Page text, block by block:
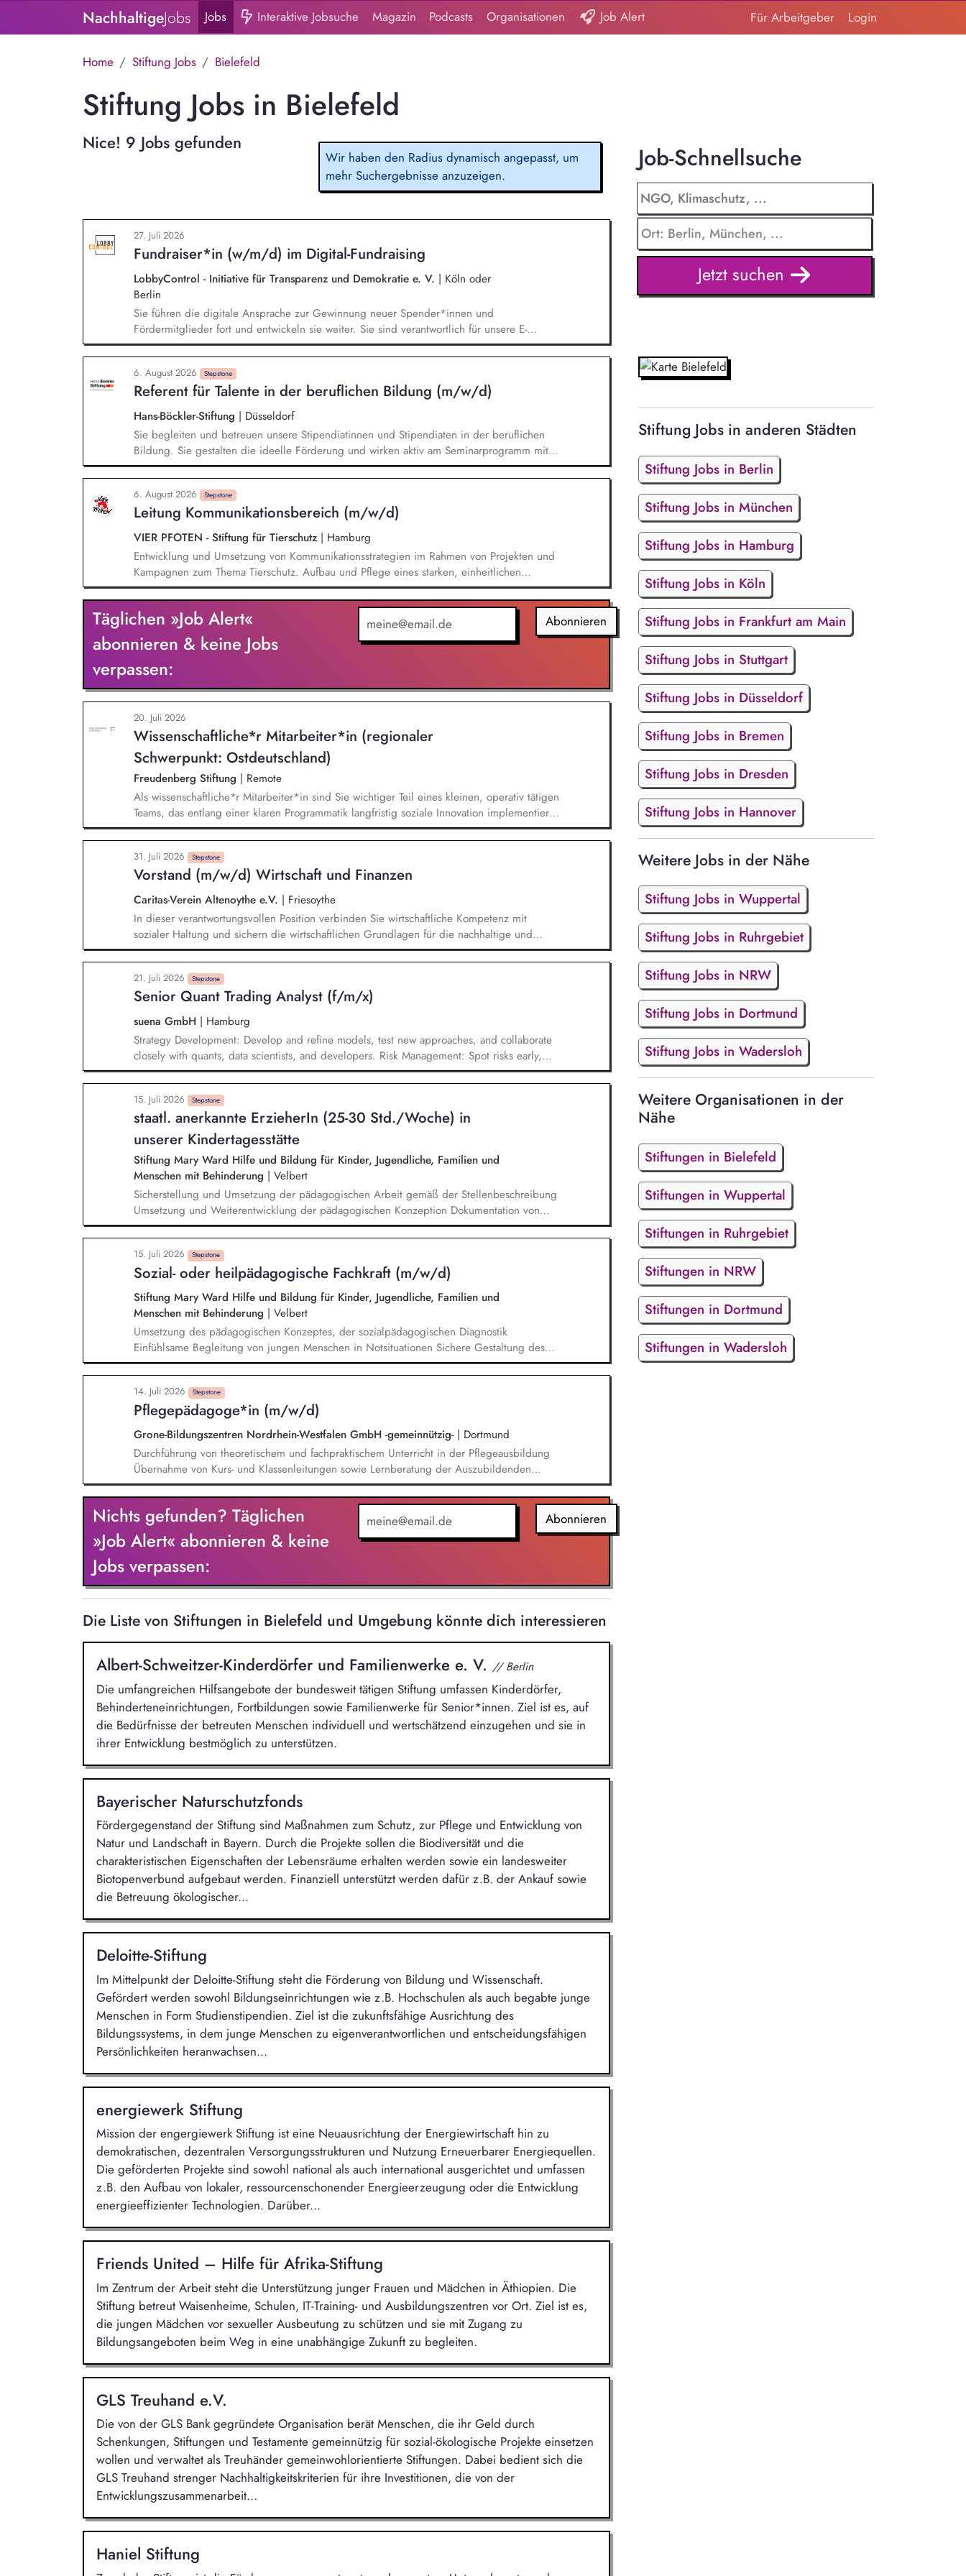
NachhaltigeJobs Jobs Interaktive Jobsuche Magazin Podcasts Organisationen Job Alert Für Arbeitgeber Login
Home Stiftung Jobs Bielefeld
Stiftung Jobs in Bielefeld
Nice! 9 Jobs gefunden
Wir haben den Radius dynamisch angepasst, um
mehr Suchergebnisse anzuzeigen.
27. Juli 2026
Fundraiser*in (w/m/d) im Digital-Fundraising
LobbyControl - Initiative für Transparenz und Demokratie e. V. | Köln oder
Berlin
Sie führen die digitale Ansprache zur Gewinnung neuer Spender*innen und
Fördermitglieder fort und entwickeln sie weiter. Sie sind verantwortlich für unsere E-
Mailings und steuern diese ganzheitlich - angefangen bei der Planung,
Zielgruppensegmentierung und Themenauswahl übers Texten bis hin zur technischen
Abwicklung und deren kontinuierlichen Optimierung und Weiterentwicklung.
6. August 2026 Stepstone
Referent für Talente in der beruflichen Bildung (m/w/d)
Hans-Böckler-Stiftung | Düsseldorf
Sie begleiten und betreuen unsere Stipendiatinnen und Stipendiaten in der beruflichen
Bildung. Sie gestalten die ideelle Förderung und wirken aktiv am Seminarprogramm mit.
Damit einher gehen Dienstreisen im In- und Ausland. Sie beteiligen sich an
abteilungsübergreifenden Aufgaben und wirken an wissenschaftlichen Publikationen mit.
Sie sind mitverantwortlich für die Projektdokumentation und das Berichtswesen an das
BMFTR.
6. August 2026 Stepstone
Leitung Kommunikationsbereich (m/w/d)
VIER PFOTEN - Stiftung für Tierschutz | Hamburg
Entwicklung und Umsetzung von Kommunikationsstrategien im Rahmen von Projekten und
Kampagnen zum Thema Tierschutz. Aufbau und Pflege eines starken, einheitlichen
Markenauftritts von VIER PFOTEN Deutschland. Entwicklung von Social-Media-Strategien
und Zielgruppen-Definitionen. Monitoring externer Trends, um aufkommende Themen
frühzeitig zu erkennen und zeitnahe, wirkungsvolle Kommunikationsstrategien zu
gewährleisten. Budgetplanung und Kostenstellenmanagement. Fachliche Führung der
Mitarbeitenden (Öffentlichkeitsarbeit, Brand und Content, Digital Communications)
Täglichen »Job Alert«
abonnieren & keine Jobs
verpassen:
Abonnieren
20. Juli 2026
Wissenschaftliche*r Mitarbeiter*in (regionaler
Schwerpunkt: Ostdeutschland)
Freudenberg Stiftung | Remote
Als wissenschaftliche*r Mitarbeiter*in sind Sie wichtiger Teil eines kleinen, operativ tätigen
Teams, das entlang einer klaren Programmatik langfristig soziale Innovation implementiert.
Sie unterstützen die Geschäftsführung bei der Umsetzung der Stiftungsprogrammatik und
entwickeln dabei die Internationalisierungsstrategie der Stiftung weiter. Sie übersetzen
wissenschaftliche Erkenntnisse in alltagsangebundene Handlungsansätze entlang unserer
Stiftungsprogrammatik.
31. Juli 2026 Stepstone
Vorstand (m/w/d) Wirtschaft und Finanzen
Caritas-Verein Altenoythe e.V. | Friesoythe
In dieser verantwortungsvollen Position verbinden Sie wirtschaftliche Kompetenz mit
sozialer Haltung und sichern die wirtschaftlichen Grundlagen für die nachhaltige und
zukunftsorientierte Erfüllung des sozialen Auftrags des Caritas-Vereins Altenoythe.
Gemeinsam mit dem Vorstand Inhalte, Pädagogik und Verfahren verantworten Sie die
Gesamtleitung sowie die strategische Weiterentwicklung des Caritas-Vereins Altenoythe
und seiner Einrichtungen. Sie führen das Ressort Wirtschaft und Finanzen
eigenverantwortlich und richten es strategisch und organisatorisch zukunftsfähig aus. Sie
übernehmen die Geschäftsführung der Tochtergesellschaften sowie die Verantwortung für
die strategische Personalentwicklung.
21. Juli 2026 Stepstone
Senior Quant Trading Analyst (f/m/x)
suena GmbH | Hamburg
Strategy Development: Develop and refine models, test new approaches, and collaborate
closely with quants, data scientists, and developers. Risk Management: Spot risks early,
think in scenarios, and ensure we're prepared for anything. Quantitative Analysis: Use
Python and other tools to analyze and optimize trading operations, and develop new
strategies. Live Trading: Monitor markets, prices, and live trading results; react quickly to
anomalies; improve our automated processes.
15. Juli 2026 Stepstone
staatl. anerkannte ErzieherIn (25-30 Std./Woche) in
unserer Kindertagesstätte
Stiftung Mary Ward Hilfe und Bildung für Kinder, Jugendliche, Familien und
Menschen mit Behinderung | Velbert
Sicherstellung und Umsetzung der pädagogischen Arbeit gemäß der Stellenbeschreibung
Umsetzung und Weiterentwicklung der pädagogischen Konzeption Dokumentation von
Entwicklungsprozessen und Erstellung von Entwicklungsberichten Vorbereitung,
Durchführung und Nachbereitung der abgestimmten pädagogischen Angebote
Beobachtung der Kinder hinsichtlich ihres Entwicklungsstandes, Stärken und
Entwicklungsaufgaben Vertrauensvolle Zusammenarbeit mit den Familien (inkl. Planung
und Durchführung von Elterngesprächen)
15. Juli 2026 Stepstone
Sozial- oder heilpädagogische Fachkraft (m/w/d)
Stiftung Mary Ward Hilfe und Bildung für Kinder, Jugendliche, Familien und
Menschen mit Behinderung | Velbert
Umsetzung des pädagogischen Konzeptes, der sozialpädagogischen Diagnostik
Einfühlsame Begleitung von jungen Menschen in Notsituationen Sichere Gestaltung des
pädagogischen Alltags, auch in unvorhersehbaren Situationen Dokumentation der
pädagogischen Arbeit und Erstellung von Diagnostikberichten
14. Juli 2026 Stepstone
Pflegepädagoge*in (m/w/d)
Grone-Bildungszentren Nordrhein-Westfalen GmbH -gemeinnützig- | Dortmund
Durchführung von theoretischem und fachpraktischem Unterricht in der Pflegeausbildung
Übernahme von Kurs- und Klassenleitungen sowie Lernberatung der Auszubildenden
Pädagogische Begleitung und Beratung von Bildungsteilnehmenden während der
Ausbildung Planung, Durchführung und Bewertung von Leistungsnachweisen und
Prüfungen in Theorie und Praxis Praxisbegleitung der Auszubildenden sowie enge
Zusammenarbeit mit den kooperierenden Praxiseinrichtungen
Nichts gefunden? Täglichen
»Job Alert« abonnieren & keine
Jobs verpassen:
Abonnieren
Die Liste von Stiftungen in Bielefeld und Umgebung könnte dich interessieren
Albert-Schweitzer-Kinderdörfer und Familienwerke e. V. // Berlin
Die umfangreichen Hilfsangebote der bundesweit tätigen Stiftung umfassen Kinderdörfer,
Behinderteneinrichtungen, Fortbildungen sowie Familienwerke für Senior*innen. Ziel ist es, auf
die Bedürfnisse der betreuten Menschen individuell und wertschätzend einzugehen und sie in
ihrer Entwicklung bestmöglich zu unterstützen.
Bayerischer Naturschutzfonds
Fördergegenstand der Stiftung sind Maßnahmen zum Schutz, zur Pflege und Entwicklung von
Natur und Landschaft in Bayern. Durch die Projekte sollen die Biodiversität und die
charakteristischen Eigenschaften der Lebensräume erhalten werden sowie ein landesweiter
Biotopenverbund aufgebaut werden. Finanziell unterstützt werden dafür z.B. der Ankauf sowie
die Betreuung ökologischer...
Deloitte-Stiftung
Im Mittelpunkt der Deloitte-Stiftung steht die Förderung von Bildung und Wissenschaft.
Gefördert werden sowohl Bildungseinrichtungen wie z.B. Hochschulen als auch begabte junge
Menschen in Form Studienstipendien. Ziel ist die zukunftsfähige Ausrichtung des
Bildungssystems, in dem junge Menschen zu eigenverantwortlichen und entscheidungsfähigen
Persönlichkeiten heranwachsen...
energiewerk Stiftung
Mission der engergiewerk Stiftung ist eine Neuausrichtung der Energiewirtschaft hin zu
demokratischen, dezentralen Versorgungsstrukturen und Nutzung Erneuerbarer Energiequellen.
Die geförderten Projekte sind sowohl national als auch international ausgerichtet und umfassen
z.B. den Aufbau von lokaler, ressourcenschonender Energieerzeugung oder die Entwicklung
energieeffizienter Technologien. Darüber...
Friends United – Hilfe für Afrika-Stiftung
Im Zentrum der Arbeit steht die Unterstützung junger Frauen und Mädchen in Äthiopien. Die
Stiftung betreut Waisenheime, Schulen, IT-Training- und Ausbildungszentren vor Ort. Ziel ist es,
die jungen Mädchen vor sexueller Ausbeutung zu schützen und sie mit Zugang zu
Bildungsangeboten beim Weg in eine unabhängige Zukunft zu begleiten.
GLS Treuhand e.V.
Die von der GLS Bank gegründete Organisation berät Menschen, die ihr Geld durch
Schenkungen, Stiftungen und Testamente gemeinnützig für sozial-ökologische Projekte einsetzen
wollen und verwaltet als Treuhänder gemeinwohlorientierte Stiftungen. Dabei bedient sich die
GLS Treuhand strenger Nachhaltigkeitskriterien für ihre Investitionen, die von der
Entwicklungszusammenarbeit...
Haniel Stiftung
Job-Schnellsuche
Jetzt suchen
Stiftung Jobs in anderen Städten
Stiftung Jobs in Berlin
Stiftung Jobs in München
Stiftung Jobs in Hamburg
Stiftung Jobs in Köln
Stiftung Jobs in Frankfurt am Main
Stiftung Jobs in Stuttgart
Stiftung Jobs in Düsseldorf
Stiftung Jobs in Bremen
Stiftung Jobs in Dresden
Stiftung Jobs in Hannover
Weitere Jobs in der Nähe
Stiftung Jobs in Wuppertal
Stiftung Jobs in Ruhrgebiet
Stiftung Jobs in NRW
Stiftung Jobs in Dortmund
Stiftung Jobs in Wadersloh
Weitere Organisationen in der
Nähe
Stiftungen in Bielefeld
Stiftungen in Wuppertal
Stiftungen in Ruhrgebiet
Stiftungen in NRW
Stiftungen in Dortmund
Stiftungen in Wadersloh